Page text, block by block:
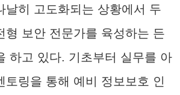
날히 고도화되는 상황에서 두
형 보안 전문가를 육성하는 든
하고 있다. 기초부터 실무를 아
토링을 통해 예비 정보보호 인